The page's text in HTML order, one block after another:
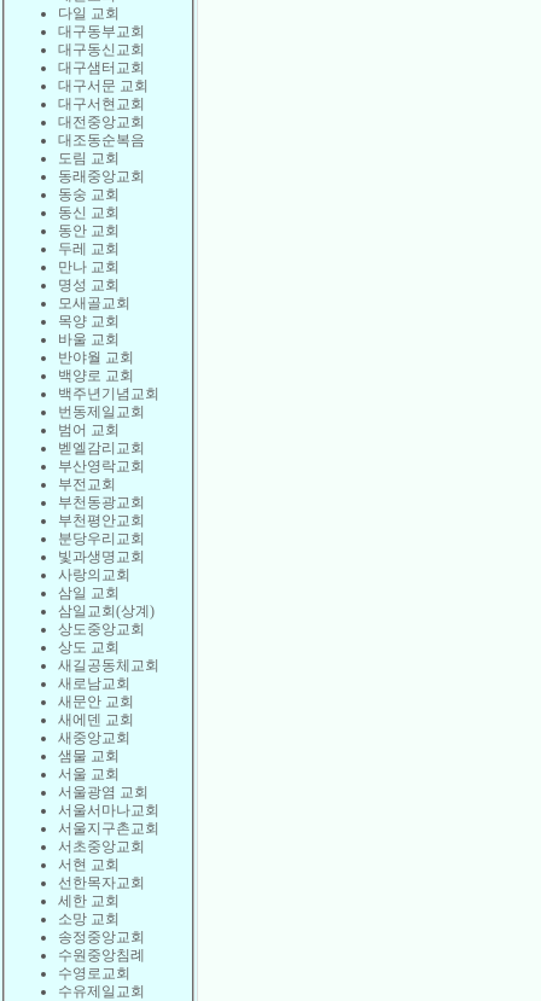
다일 교회
대구동부교회
대구동신교회
대구샘터교회
대구서문 교회
대구서현교회
대전중앙교회
대조동순복음
도림 교회
동래중앙교회
동숭 교회
동신 교회
동안 교회
두레 교회
만나 교회
명성 교회
모새골교회
목양 교회
바울 교회
반야월 교회
백양로 교회
백주년기념교회
번동제일교회
범어 교회
벧엘감리교회
부산영락교회
부전교회
부천동광교회
부천평안교회
분당우리교회
빛과생명교회
사랑의교회
삼일 교회
삼일교회(상계)
상도중앙교회
상도 교회
새길공동체교회
새로남교회
새문안 교회
새에덴 교회
새중앙교회
샘물 교회
서울 교회
서울광염 교회
서울서마나교회
서울지구촌교회
서초중앙교회
서현 교회
선한목자교회
세한 교회
소망 교회
송정중앙교회
수원중앙침례
수영로교회
수유제일교회